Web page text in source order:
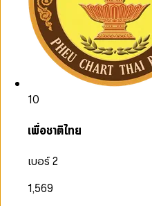
10
เพื่อชาติไทย
เบอร์ 2
1,569